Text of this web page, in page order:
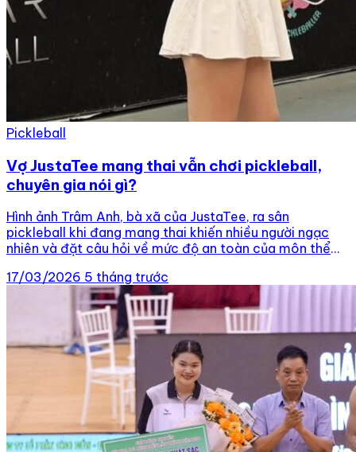
Pickleball
Vợ JustaTee mang thai vẫn chơi pickleball,
chuyên gia nói gì?
Hình ảnh Trâm Anh, bà xã của JustaTee, ra sân
pickleball khi đang mang thai khiến nhiều người ngạc
nhiên và đặt câu hỏi về mức độ an toàn của môn thể
thứ ba vào dịp đầu năm, Trâm Anh, bà xã của […]
17/03/2026 5 tháng trước